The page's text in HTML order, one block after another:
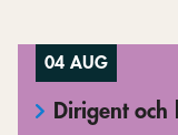
04 AUG
Dirigent